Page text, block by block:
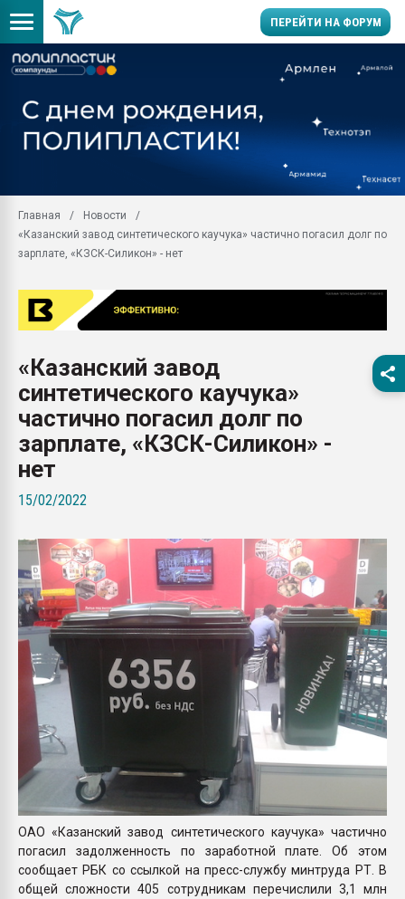
ПЕРЕЙТИ НА ФОРУМ
заводу пластмасс"
первый план в
28.07.2026
ситуацией на
Всё, что касается
бутылок
Главная
Новости
«Казанский завод синтетического каучука» частично погасил долг по
зарплате, «КЗСК-Силикон» - нет
«Казанский завод
синтетического каучука»
частично погасил долг по
зарплате, «КЗСК-Силикон» -
нет
15/02/2022
ОАО «Казанский завод синтетического каучука» частично
погасил задолженность по заработной плате. Об этом
сообщает РБК со ссылкой на пресс-службу минтруда РТ. В
общей сложности 405 сотрудникам перечислили 3,1 млн